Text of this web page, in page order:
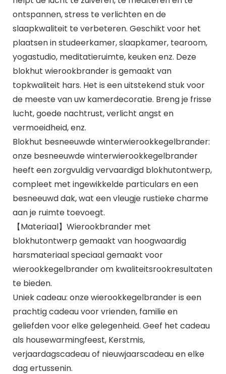
ontspannen, stress te verlichten en de
slaapkwaliteit te verbeteren. Geschikt voor het
plaatsen in studeerkamer, slaapkamer, tearoom,
yogastudio, meditatieruimte, keuken enz. Deze
blokhut wierookbrander is gemaakt van
topkwaliteit hars. Het is een uitstekend stuk voor
de meeste van uw kamerdecoratie. Breng je frisse
lucht, goede nachtrust, verlicht angst en
vermoeidheid, enz.
Blokhut besneeuwde winterwierookkegelbrander:
onze besneeuwde winterwierookkegelbrander
heeft een zorgvuldig vervaardigd blokhutontwerp,
compleet met ingewikkelde particulars en een
besneeuwd dak, wat een vleugje rustieke charme
aan je ruimte toevoegt.
【Materiaal】Wierookbrander met
blokhutontwerp gemaakt van hoogwaardig
harsmateriaal speciaal gemaakt voor
wierookkegelbrander om kwaliteitsrookresultaten
te bieden.
Uniek cadeau: onze wierookkegelbrander is een
prachtig cadeau voor vrienden, familie en
geliefden voor elke gelegenheid. Geef het cadeau
als housewarmingfeest, Kerstmis,
verjaardagscadeau of nieuwjaarscadeau en elke
dag ertussenin.